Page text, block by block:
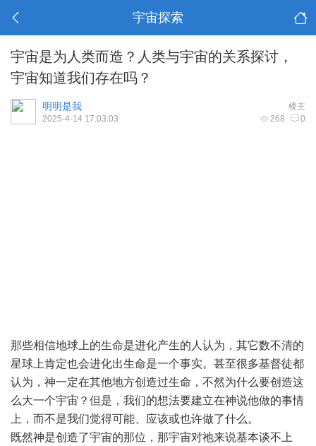
宇宙探索
宇宙是为人类而造？人类与宇宙的关系探讨，
宇宙知道我们存在吗？
楼主
明明是我
268 0
2025-4-14 17:03:03
那些相信地球上的生命是进化产生的人认为，其它数不清的
星球上肯定也会进化出生命是一个事实。甚至很多基督徒都
认为，神一定在其他地方创造过生命，不然为什么要创造这
么大一个宇宙 ？但是，我们的想法要建立在神说他做的事情
上，而不是我们觉得可能、应该或也许做了什么。
既然神是创造了宇宙的那位，那宇宙对祂来说基本谈不上